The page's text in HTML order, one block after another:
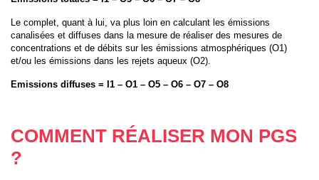
Le complet, quant à lui, va plus loin en calculant les émissions
canalisées et diffuses dans la mesure de réaliser des mesures de
concentrations et de débits sur les émissions atmosphériques (O1)
et/ou les émissions dans les rejets aqueux (O2).
Emissions diffuses = I1 – O1 – O5 – O6 – O7 – O8
COMMENT RÉALISER MON PGS
?